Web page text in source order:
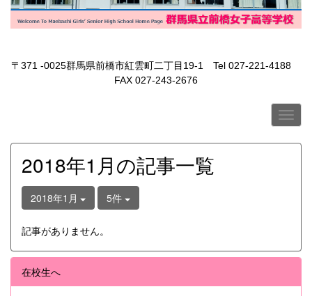
〒371 -0025群馬県前橋市紅雲町二丁目19-1 Tel 027-221-4188
FAX 027-243-2676
2018年1月の記事一覧
2018年1月 5件
記事がありません。
在校生へ